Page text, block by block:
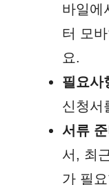
바일에
터 모
요.
필요사
신청서
서류
서, 최
가 필